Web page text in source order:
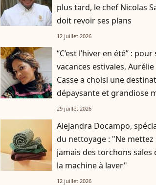
plus tard, le chef Nicolas
doit revoir ses plans
12 juillet 2026
“C’est l’hiver en été” : pour
vacances estivales, Aurélie
Casse a choisi une
dépaysante et grandiose
qui nécessite des pulls
29 juillet 2026
Alejandra Docampo,
du nettoyage : "Ne mettez
jamais des torchons sales
la machine à laver"
12 juillet 2026